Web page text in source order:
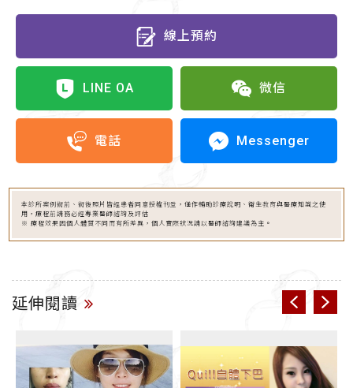
線上預約
LINE OA 微信
電話 Messenger
本診所案例術前、術後照片皆經患者同意授權刊登，僅作輔助診療說明、衛生教育與醫療知識之使
用，療程前請務必經專業醫師諮詢及評估
※ 療程效果因個人體質不同而有所差異，個人實際狀況請以醫師諮詢建議為主。
延伸閱讀